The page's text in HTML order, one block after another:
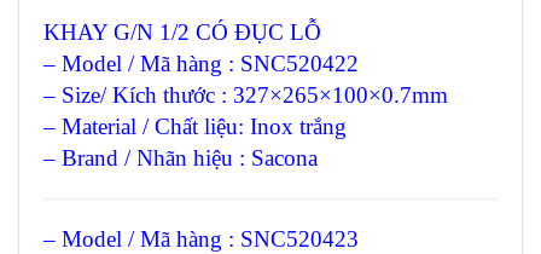
KHAY G/N 1/2 CÓ ĐỤC LỖ
– Model / Mã hàng : SNC520422
– Size/ Kích thước : 327×265×100×0.7mm
– Material / Chất liệu: Inox trắng
– Brand / Nhãn hiệu : Sacona
– Model / Mã hàng : SNC520423